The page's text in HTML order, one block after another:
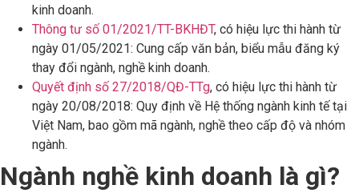
kinh doanh.
Thông tư số 01/2021/TT-BKHĐT, có hiệu lực thi hành từ
ngày 01/05/2021: Cung cấp văn bản, biểu mẫu đăng ký
thay đổi ngành, nghề kinh doanh.
Quyết định số 27/2018/QĐ-TTg, có hiệu lực thi hành từ
ngày 20/08/2018: Quy định về Hệ thống ngành kinh tế tại
Việt Nam, bao gồm mã ngành, nghề theo cấp độ và nhóm
ngành.
Ngành nghề kinh doanh là gì?